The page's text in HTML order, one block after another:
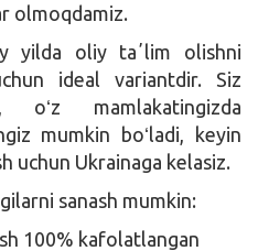
olmoqdamiz.
yilda oliy taʼlim olishni
ideal variantdir. Siz
oʻz mamlakatingizda
mumkin boʻladi, keyin
uchun Ukrainaga kelasiz.
sanash mumkin:
100% kafolatlangan